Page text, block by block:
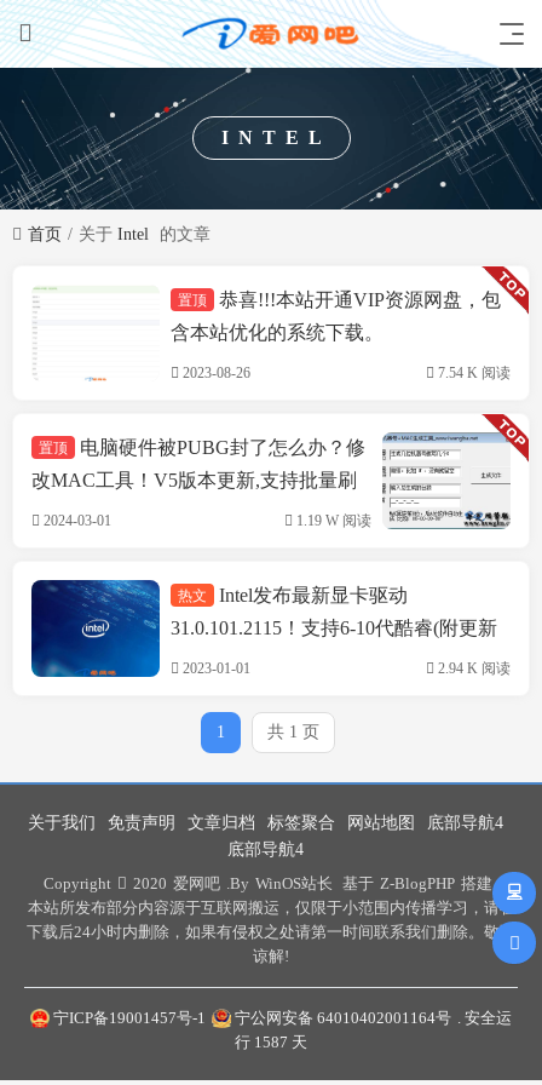
INTEL
首页 关于 Intel 的文章
技术方案
置顶
恭喜!!!本站开通VIP资源网盘，包
含本站优化的系统下载。
2023-08-26 7.54 K 阅读
置顶
电脑硬件被PUBG封了怎么办？修
改MAC工具！V5版本更新,支持批量刷
机,支持INTEL&瑞立网卡
2024-03-01 1.19 W 阅读
精品软件
热文
Intel发布最新显卡驱动
31.0.101.2115！支持6-10代酷睿(附更新
日志)
2023-01-01 2.94 K 阅读
1 共 1 页
关于我们 免责声明 文章归档 标签聚合 网站地图
底部导航4
底部导航4
Copyright
2020 爱网吧 .By WinOS站长 基于 Z-BlogPHP 搭建 .
本站所发布部分内容源于互联网搬运，仅限于小范围内传播学习，请在
下载后24小时内删除，如果有侵权之处请第一时间联系我们删除。敬请
谅解!
宁ICP备19001457号-1 宁公网安备 64010402001164号 . 安全运
行 1587 天